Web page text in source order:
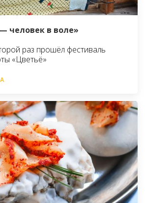
человек в воле»
раз прошёл фестиваль
«Цветьё»